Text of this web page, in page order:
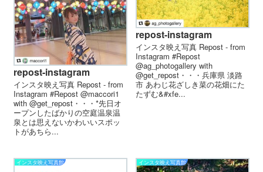
repost-instagram
インスタ映え写真 Repost - from
Instagram #Repost @maccori1
with @get_repost・・・*先日オ
ープンしたばかりの空庭温泉️温
泉とは思えないかわいいスポッ
トがあちら...
repost-instagram
インスタ映え写真 Repost - from
Instagram #Repost
@ag_photogallery with
@get_repost・・・兵庫県 淡路
市 あわじ花ざしき︎️菜の花畑にた
たずむ&#xfe...
インスタ映え写真館 インスタ映え写真館